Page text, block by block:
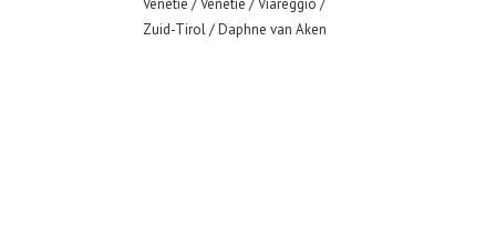
Venetië /Venetië /Viareggio /
Zuid-Tirol/ Daphne van Aken